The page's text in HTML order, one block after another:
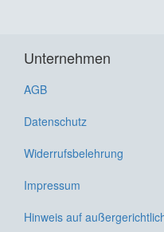
Unternehmen
AGB
Datenschutz
Widerrufsbelehrung
Impressum
Hinweis auf